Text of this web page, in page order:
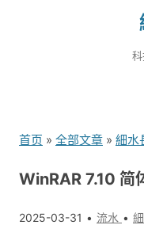
首页 » 全部文章 » 細水
WinRAR 7.10 简
2025-03-31 流水